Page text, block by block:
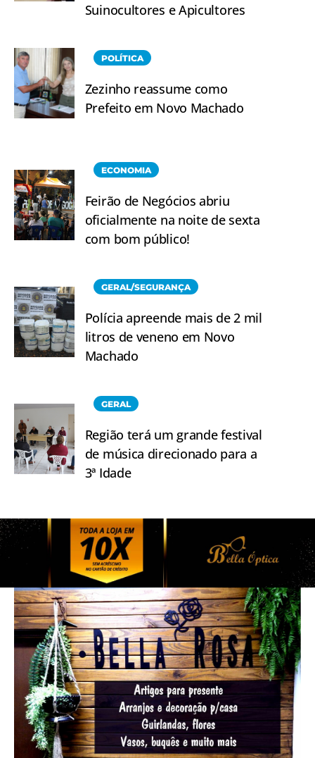
Suinocultores e Apicultores
POLÍTICA
Zezinho reassume como
Prefeito em Novo Machado
ECONOMIA
Feirão de Negócios abriu
oficialmente na noite de sexta
com bom público!
GERAL/SEGURANÇA
Polícia apreende mais de 2 mil
litros de veneno em Novo
Machado
GERAL
Região terá um grande festival
de música direcionado para a
3ª Idade